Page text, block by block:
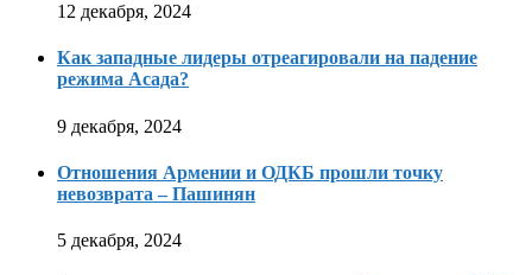
12 декабря, 2024
Как западные лидеры отреагировали на падение
режима Асада?
9 декабря, 2024
Отношения Армении и ОДКБ прошли точку
невозврата – Пашинян
5 декабря, 2024